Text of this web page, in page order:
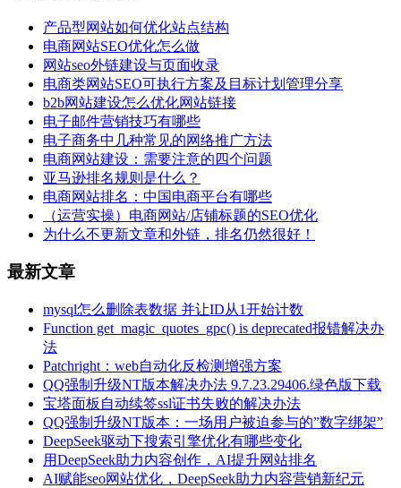
产品型网站如何优化站点结构
电商网站SEO优化怎么做
网站seo外链建设与页面收录
电商类网站SEO可执行方案及目标计划管理分享
b2b网站建设怎么优化网站链接
电子邮件营销技巧有哪些
电子商务中几种常见的网络推广方法
电商网站建设：需要注意的四个问题
亚马逊排名规则是什么？
电商网站排名：中国电商平台有哪些
（运营实操）电商网站/店铺标题的SEO优化
为什么不更新文章和外链，排名仍然很好！
最新文章
mysql怎么删除表数据 并让ID从1开始计数
Function get_magic_quotes_gpc() is deprecated报错解决办
法
Patchright：web自动化反检测增强方案
QQ强制升级NT版本解决办法 9.7.23.29406.绿色版下载
宝塔面板自动续签ssl证书失败的解决办法
QQ强制升级NT版本：一场用户被迫参与的”数字绑架”
DeepSeek驱动下搜索引擎优化有哪些变化
用DeepSeek助力内容创作，AI提升网站排名
AI赋能seo网站优化，DeepSeek助力内容营销新纪元